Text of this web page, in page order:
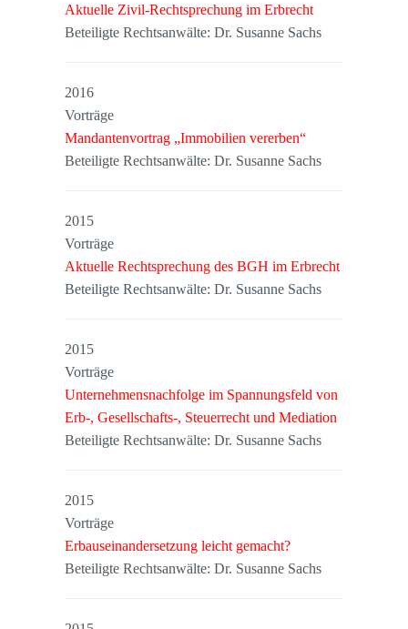
Aktuelle Zivil-Rechtsprechung im Erbrecht
Beteiligte Rechtsanwälte: Dr. Susanne Sachs
2016
Vorträge
Mandantenvortrag „Immobilien vererben“
Beteiligte Rechtsanwälte: Dr. Susanne Sachs
2015
Vorträge
Aktuelle Rechtsprechung des BGH im Erbrecht
Beteiligte Rechtsanwälte: Dr. Susanne Sachs
2015
Vorträge
Unternehmensnachfolge im Spannungsfeld von
Erb-, Gesellschafts-, Steuerrecht und Mediation
Beteiligte Rechtsanwälte: Dr. Susanne Sachs
2015
Vorträge
Erbauseinandersetzung leicht gemacht?
Beteiligte Rechtsanwälte: Dr. Susanne Sachs